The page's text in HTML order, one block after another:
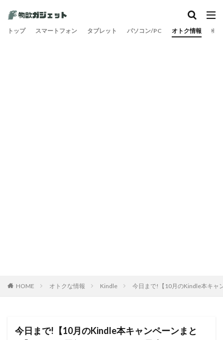
トップ スマートフォン タブレット パソコン/PC オトク情報 旅
HOME オトクな情報 Kindle 今日まで!【10月のKindle本キャ
今日まで!【10月のKindle本キャンペーンまと